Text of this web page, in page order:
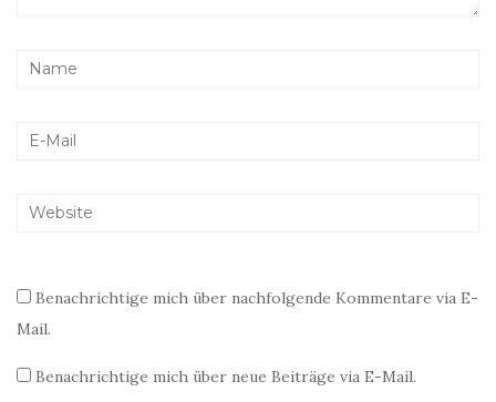
Benachrichtige mich über nachfolgende Kommentare via E-
Mail.
Benachrichtige mich über neue Beiträge via E-Mail.